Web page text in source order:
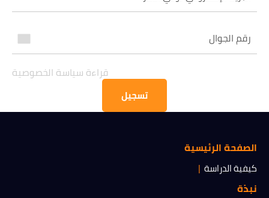
قراءة سياسة الخصوصية
تسجيل
الصفحة الرئيسية
كيفية الدراسة
نبذة
رقم الهاتف الجوال
قراءة سياسة الخصوصية
الحصول على المعلومات